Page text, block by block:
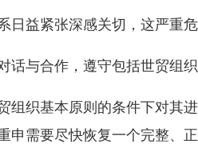
益紧张深感关切，这严重危
与合作，遵守包括世贸组织
织基本原则的条件下对其进
申需要尽快恢复一个完整、